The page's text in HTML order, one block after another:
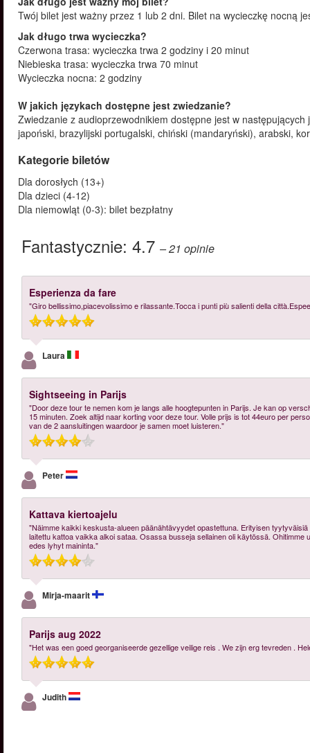
Twój bilet jest ważny przez 1 lub 2 dni. Bilet na wycieczkę nocną
Jak długo trwa wycieczka?
Czerwona trasa: wycieczka trwa 2 godziny i 20 minut
Niebieska trasa: wycieczka trwa 70 minut
Wycieczka nocna: 2 godziny
W jakich językach dostępne jest zwiedzanie?
Zwiedzanie z audioprzewodnikiem dostępne jest w
japoński, brazylijski portugalski, chiński (mandaryński), arabski,
Kategorie biletów
Dla dorosłych (13+)
Dla dzieci (4-12)
Dla niemowląt (0-3): bilet bezpłatny
Fantastycznie: 4.7 – 21 opinie
Esperienza da fare
"Giro bellissimo,piacevolissimo e rilassante.Tocca i punti più salienti della
Laura
Sightseeing in Parijs
"Door deze tour te nemen kom je langs alle hoogtepunten in Parijs. Je kan op
15 minuten. Zoek altijd naar korting voor deze tour. Volle prijs is tot 44euro per
van de 2 aansluitingen waardoor je samen moet luisteren."
Peter
Kattava kiertoajelu
"Näimme kaikki keskusta-alueen päänähtävyydet opastettuna. Erityisen
laitettu kattoa vaikka alkoi sataa. Osassa busseja sellainen oli käytössä.
edes lyhyt maininta."
Mirja-maarit
Parijs aug 2022
"Het was een goed georganiseerde gezellige veilige reis . We zijn erg tevreden .
Judith